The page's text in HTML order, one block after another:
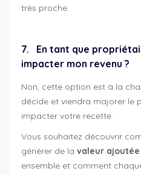
très proche.
7. En tant que
impacter mon revenu ?
Non, cette option est à la
décide et viendra majorer le
impacter votre recette.
Vous souhaitez découvrir
générer de la valeur ajoutée
ensemble et comment